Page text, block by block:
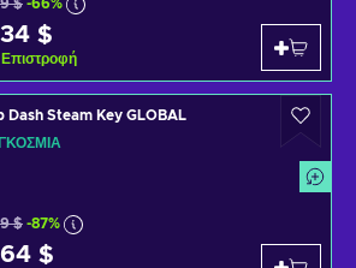
$ -66%
$
Επιστροφή
Dash Steam Key GLOBAL
$ -87%
$